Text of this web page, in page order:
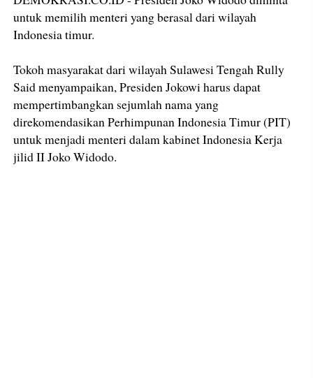
untuk memilih menteri yang berasal dari wilayah
Indonesia timur.
Tokoh masyarakat dari wilayah Sulawesi Tengah Rully
Said menyampaikan, Presiden Jokowi harus dapat
mempertimbangkan sejumlah nama yang
direkomendasikan Perhimpunan Indonesia Timur (PIT)
untuk menjadi menteri dalam kabinet Indonesia Kerja
jilid II Joko Widodo.